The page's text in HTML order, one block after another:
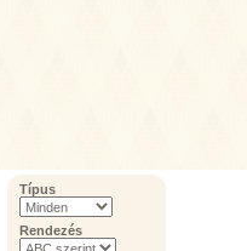
Típus
Rendezés